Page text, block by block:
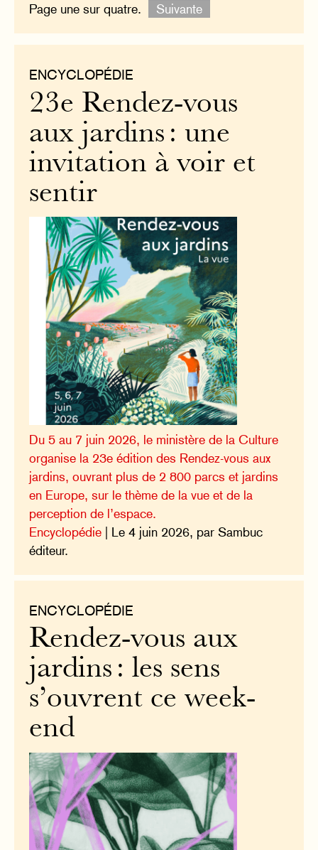
Page une sur quatre.
Suivante
ENCYCLOPÉDIE
23e Rendez-vous
aux jardins : une
invitation à voir et
sentir
Du 5 au 7 juin 2026, le ministère de la Culture
organise la 23e édition des Rendez-vous aux
jardins, ouvrant plus de 2 800 parcs et jardins
en Europe, sur le thème de la vue et de la
perception de l’espace.
Encyclopédie | Le 4 juin 2026, par Sambuc
éditeur.
ENCYCLOPÉDIE
Rendez-vous aux
jardins : les sens
s’ouvrent ce week-
end